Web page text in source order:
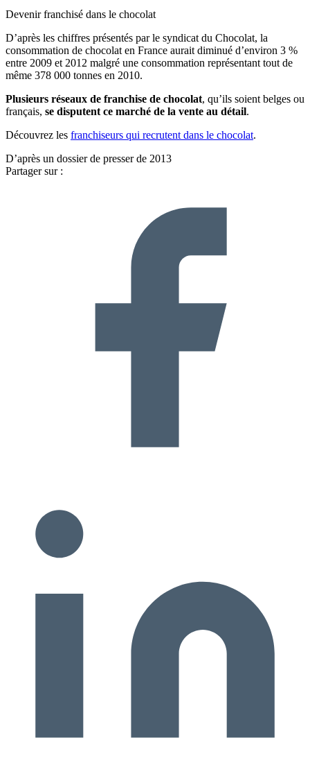
Devenir franchisé dans le chocolat
D’après les chiffres présentés par le syndicat du Chocolat, la
consommation de chocolat en France aurait diminué d’environ 3 %
entre 2009 et 2012 malgré une consommation représentant tout de
même 378 000 tonnes en 2010.
Plusieurs réseaux de franchise de chocolat, qu’ils soient belges ou
français, se disputent ce marché de la vente au détail.
Découvrez les franchiseurs qui recrutent dans le chocolat.
D’après un dossier de presser de 2013
Partager sur :